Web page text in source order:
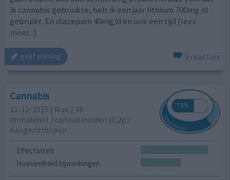
ik cannabis gebruikte, heb ik een jaar lithium 700mg /d
gebruikt. En diazepam 40mg/d en ook een tijd [lees
meer...]
geef mening 0 reacties
Cannabis
21-12-2015 | Man | 39
dronabinol / cannabinoiden (0,2g)
Aangezichtspijn
Effectiviteit
Hoeveelheid bijwerkingen